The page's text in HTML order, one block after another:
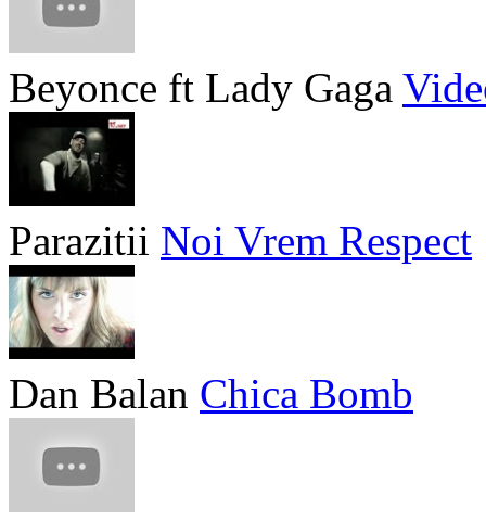
Beyonce ft Lady Gaga
Parazitii Noi Vrem Respect
Dan Balan Chica Bomb